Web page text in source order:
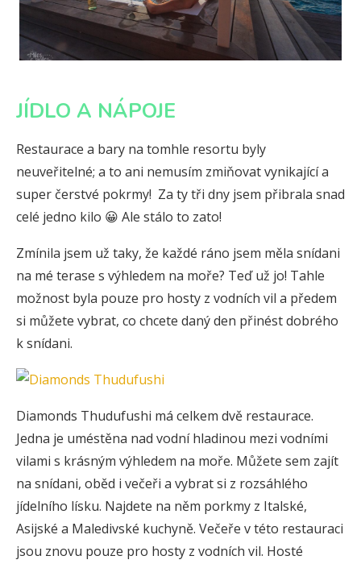
JÍDLO A NÁPOJE
Restaurace a bary na tomhle resortu byly
neuveřitelné; a to ani nemusím zmiňovat vynikající a
super čerstvé pokrmy! Za ty tři dny jsem přibrala snad
celé jedno kilo 😀 Ale stálo to zato!
Zmínila jsem už taky, že každé ráno jsem měla snídani
na mé terase s výhledem na moře? Teď už jo! Tahle
možnost byla pouze pro hosty z vodních vil a předem
si můžete vybrat, co chcete daný den přinést dobrého
k snídani.
Diamonds Thudufushi má celkem dvě restaurace.
Jedna je uméstěna nad vodní hladinou mezi vodními
vilami s krásným výhledem na moře. Můžete sem zajít
na snídani, oběd i večeři a vybrat si z rozsáhlého
jídelního lísku. Najdete na něm porkmy z Italské,
Asijské a Maledivské kuchyně. Večeře v této restauraci
jsou znovu pouze pro hosty z vodních vil. Hosté